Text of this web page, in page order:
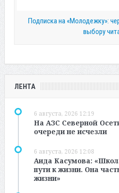
Подписка на «Молодежку»:
выбору
ЛЕНТА
6 августа, 2026 12:19
На АЗС Северной
очереди не исчезли
6 августа, 2026 12:08
Аида Касумова:
пути к жизни. Она
жизни»